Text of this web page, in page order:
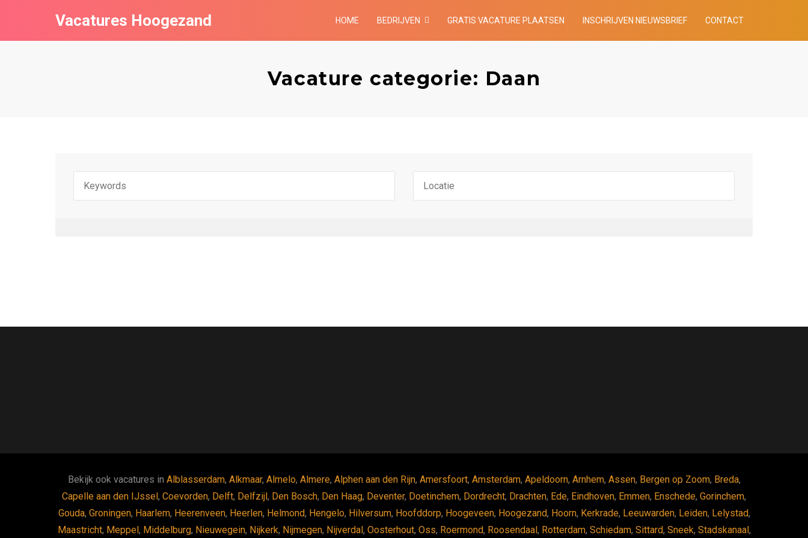
Vacatures Hoogezand HOME BEDRIJVEN GRATIS VACATURE PLAATSEN INSCHRIJVEN NIEUWSBRIEF CONTACT
Vacature categorie: Daan
Bekijk ook vacatures in Alblasserdam, Alkmaar, Almelo, Almere, Alphen aan den Rijn, Amersfoort, Amsterdam, Apeldoorn, Arnhem, Assen, Bergen op Zoom, Breda,
Capelle aan den IJssel , Coevorden, Delft, Delfzijl , Den Bosch, Den Haag, Deventer, Doetinchem, Dordrecht, Drachten, Ede, Eindhoven, Emmen, Enschede, Gorinchem,
Gouda, Groningen, Haarlem, Heerenveen, Heerlen, Helmond, Hengelo, Hilversum, Hoofddorp, Hoogeveen, Hoogezand, Hoorn, Kerkrade, Leeuwarden, Leiden, Lelystad,
Maastricht, Meppel , Middelburg, Nieuwegein, Nijkerk, Nijmegen, Nijverdal , Oosterhout, Oss, Roermond, Roosendaal , Rotterdam, Schiedam, Sittard, Sneek, Stadskanaal ,